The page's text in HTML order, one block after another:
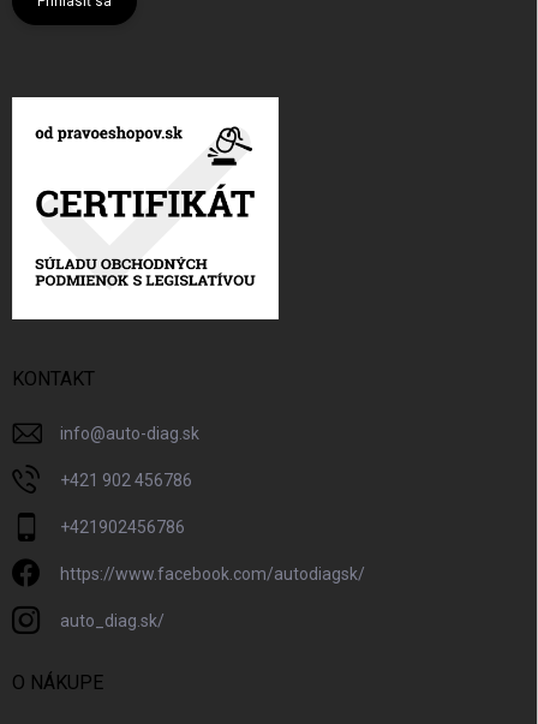
KONTAKT
info@auto-diag.sk
+421 902 456786
+421902456786
https://www.facebook.com/autodiagsk/
auto_diag.sk/
O NÁKUPE